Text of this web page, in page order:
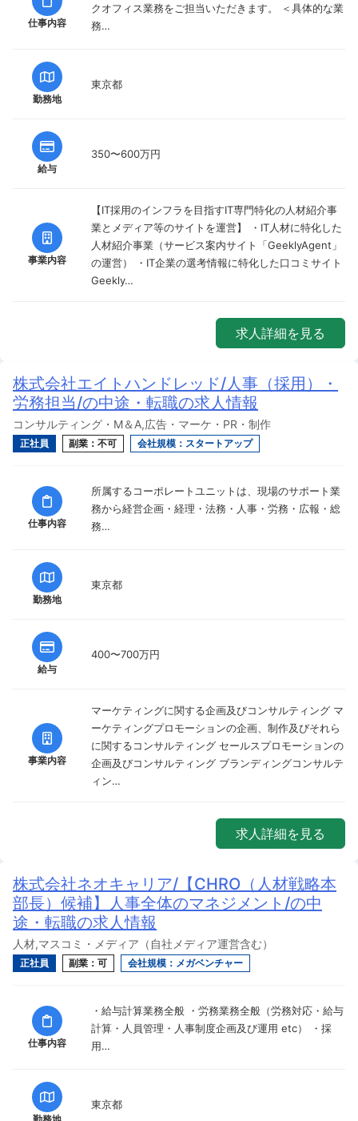
仕事内容
クオフィス業務をご担当いただきます。 ＜具体的な業
務…
勤務地
東京都
給与
350〜600万円
事業内容
【IT採用のインフラを目指すIT専門特化の人材紹介事
業とメディア等のサイトを運営】 ・IT人材に特化した
人材紹介事業（サービス案内サイト「GeeklyAgent」
の運営） ・IT企業の選考情報に特化した口コミサイト
Geekly…
求人詳細を見る
株式会社エイトハンドレッド/人事（採用）・
労務担当/の中途・転職の求人情報
コンサルティング・M＆A,広告・マーケ・PR・制作
正社員 副業：不可 会社規模：スタートアップ
仕事内容
所属するコーポレートユニットは、現場のサポート業
務から経営企画・経理・法務・人事・労務・広報・総
務…
勤務地
東京都
給与
400〜700万円
事業内容
マーケティングに関する企画及びコンサルティング マ
ーケティングプロモーションの企画、制作及びそれら
に関するコンサルティング セールスプロモーションの
企画及びコンサルティング ブランディングコンサルテ
ィン…
求人詳細を見る
株式会社ネオキャリア/【CHRO（人材戦略本
部長）候補】人事全体のマネジメント/の中
途・転職の求人情報
人材,マスコミ・メディア（自社メディア運営含む）
正社員 副業：可 会社規模：メガベンチャー
仕事内容
・給与計算業務全般 ・労務業務全般（労務対応・給与
計算・人員管理・人事制度企画及び運用 etc） ・採
用…
東京都